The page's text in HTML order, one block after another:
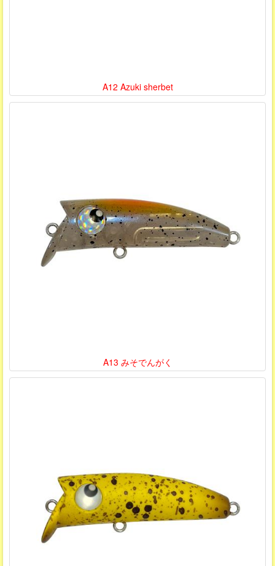
A12 Azuki sherbet
A13 みそでんがく